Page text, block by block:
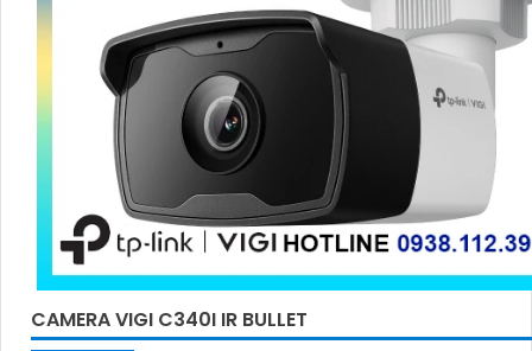
CAMERA VIGI C340I IR BULLET